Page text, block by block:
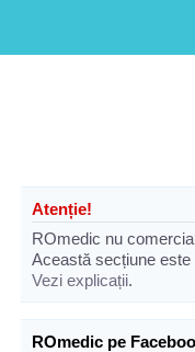
Atenție!
ROmedic nu
Această secțiune
Vezi explicații.
ROmedic pe